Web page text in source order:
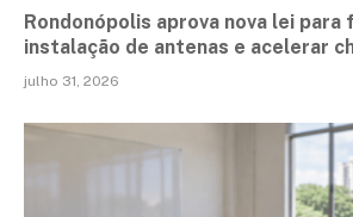
Rondonópolis aprova nova lei para
instalação de antenas e acelerar
julho 31, 2026